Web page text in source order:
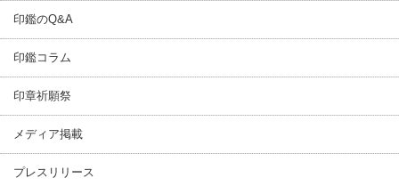
印鑑のQ&A
印鑑コラム
印章祈願祭
メディア掲載
プレスリリース